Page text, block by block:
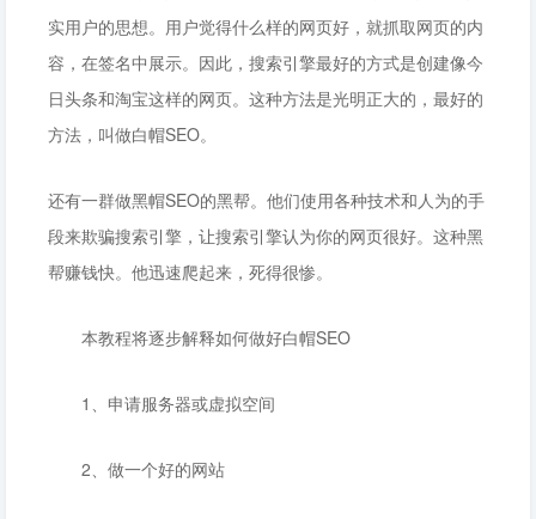
实用户的思想。用户觉得什么样的网页好，就抓取网页的内
容，在签名中展示。因此，搜索引擎最好的方式是创建像今
日头条和淘宝这样的网页。这种方法是光明正大的，最好的
方法，叫做白帽SEO。
还有一群做黑帽SEO的黑帮。他们使用各种技术和人为的手
段来欺骗搜索引擎，让搜索引擎认为你的网页很好。这种黑
帮赚钱快。他迅速爬起来，死得很惨。
本教程将逐步解释如何做好白帽SEO
1、申请服务器或虚拟空间
2、做一个好的网站